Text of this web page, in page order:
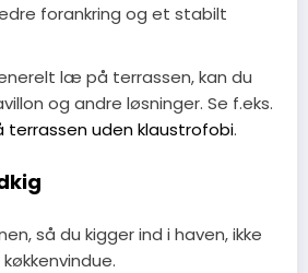
forankring og et stabilt
læ på terrassen, kan du
og andre løsninger. Se f.eks.
uden klaustrofobi.
så du kigger ind i haven, ikke